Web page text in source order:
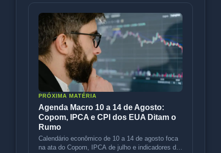
PRÓXIMA MATÉRIA
Agenda Macro 10 a 14 de Agosto:
Copom, IPCA e CPI dos EUA Ditam o
Rumo
Calendário econômico de 10 a 14 de agosto foca
na ata do Copom, IPCA de julho e indicadores de